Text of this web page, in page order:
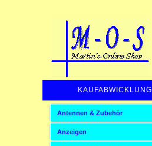
KAUFABWICKLUNG
Antennen & Zubehör
Anzeigen